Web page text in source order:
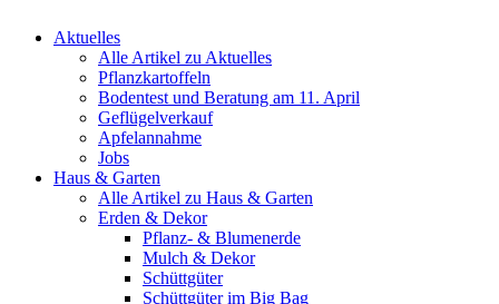
Aktuelles
Alle Artikel zu Aktuelles
Pflanzkartoffeln
Bodentest und Beratung am 11. April
Geflügelverkauf
Apfelannahme
Jobs
Haus & Garten
Alle Artikel zu Haus & Garten
Erden & Dekor
Pflanz- & Blumenerde
Mulch & Dekor
Schüttgüter
Schüttgüter im Big Bag